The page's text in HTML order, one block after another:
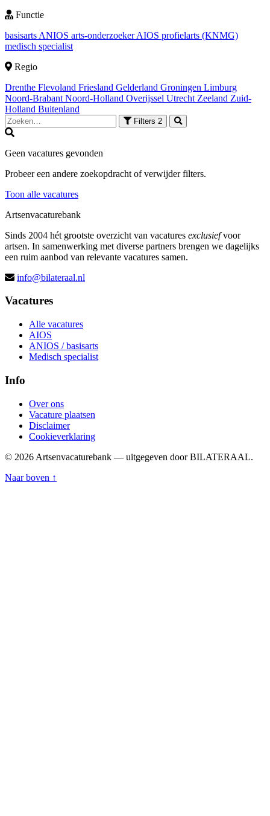
Functie
basisarts ANIOS arts-onderzoekerAIOS profielarts (KNMG)
medisch specialist
Regio
Drenthe Flevoland Friesland Gelderland Groningen Limburg
Noord-Brabant Noord-Holland Overijssel Utrecht Zeeland Zuid-
Holland Buitenland
Filters 2
Geen vacatures gevonden
Probeer een andere zoekopdracht of verwijder filters.
Toon alle vacatures
Artsenvacaturebank
Sinds 2004 hét grootste overzicht van vacatures exclusiefvoor
artsen. In samenwerking met diverse partners brengen we dagelijks
een ruim aanbod van relevante vacatures samen.
info@bilateraal.nl
Vacatures
Alle vacatures
AIOS
ANIOS / basisarts
Medisch specialist
Info
Over ons
Vacature plaatsen
Disclaimer
Cookieverklaring
© 2026 Artsenvacaturebank — uitgegeven door BILATERAAL.
Naar boven ↑